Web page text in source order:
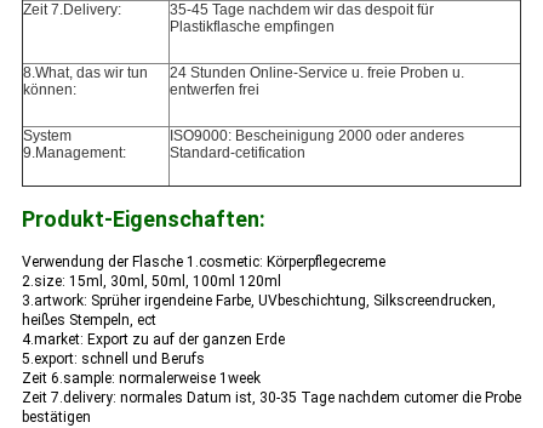
Zeit 7.Delivery:
35-45 Tage nachdem wir das despoit für
Plastikflasche empfingen
8.What, das wir tun
können:
24 Stunden Online-Service u. freie Proben u.
entwerfen frei
System
9.Management:
ISO9000: Bescheinigung 2000 oder anderes
Standard-cetification
Produkt-Eigenschaften:
Verwendung der Flasche 1.cosmetic: Körperpflegecreme
2.size: 15ml, 30ml, 50ml, 100ml 120ml
3.artwork: Sprüher irgendeine Farbe, UVbeschichtung, Silkscreendrucken,
heißes Stempeln, ect
4.market: Export zu auf der ganzen Erde
5.export: schnell und Berufs
Zeit 6.sample: normalerweise 1week
Zeit 7.delivery: normales Datum ist, 30-35 Tage nachdem cutomer die Probe
bestätigen